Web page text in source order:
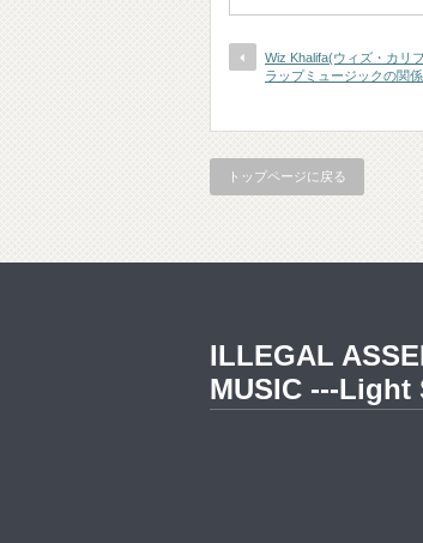
Wiz Khalifa(ウィズ・カリ
ラップミュージックの関
トップページに戻る
ILLEGAL
MUSIC ---Light